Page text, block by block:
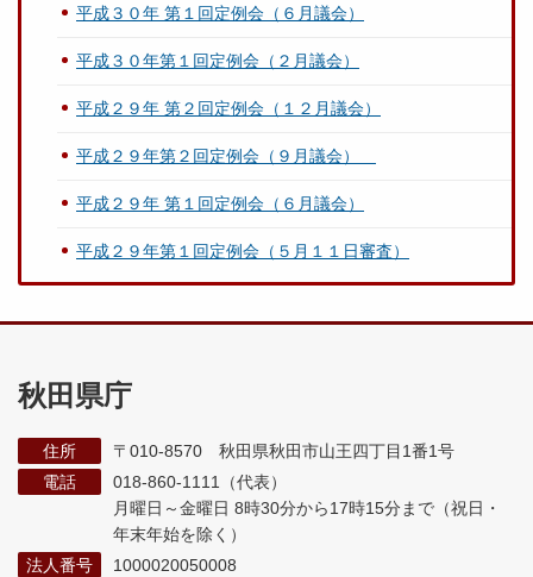
平成３０年 第１回定例会（６月議会）
平成３０年第１回定例会（２月議会）
平成２９年 第２回定例会（１２月議会）
平成２９年第２回定例会（９月議会）
平成２９年 第１回定例会（６月議会）
平成２９年第１回定例会（５月１１日審査）
秋田県庁
住所
〒010-8570 秋田県秋田市山王四丁目1番1号
電話
018-860-1111（代表）
月曜日～金曜日 8時30分から17時15分まで （祝日・
年末年始を除く）
法人番号
1000020050008